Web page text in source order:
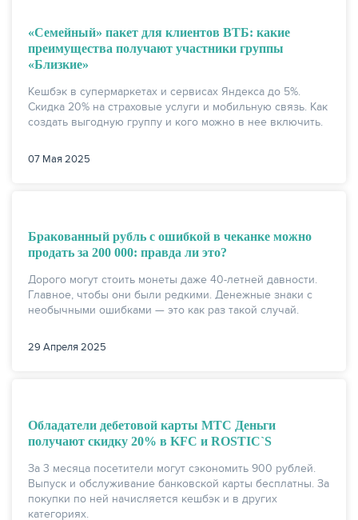
ЖУРНАЛ
«Семейный» пакет для клиентов ВТБ: какие
преимущества получают участники группы
«Близкие»
Кешбэк в супермаркетах и сервисах Яндекса до 5%.
Скидка 20% на страховые услуги и мобильную связь. Как
создать выгодную группу и кого можно в нее включить.
07 Мая 2025
Бракованный рубль с ошибкой в чеканке можно
продать за 200 000: правда ли это?
Дорого могут стоить монеты даже 40-летней давности.
Главное, чтобы они были редкими. Денежные знаки с
необычными ошибками — это как раз такой случай.
29 Апреля 2025
Обладатели дебетовой карты МТС Деньги
получают скидку 20% в KFC и ROSTIC`S
За 3 месяца посетители могут сэкономить 900 рублей.
Выпуск и обслуживание банковской карты бесплатны. За
покупки по ней начисляется кешбэк и в других
категориях.